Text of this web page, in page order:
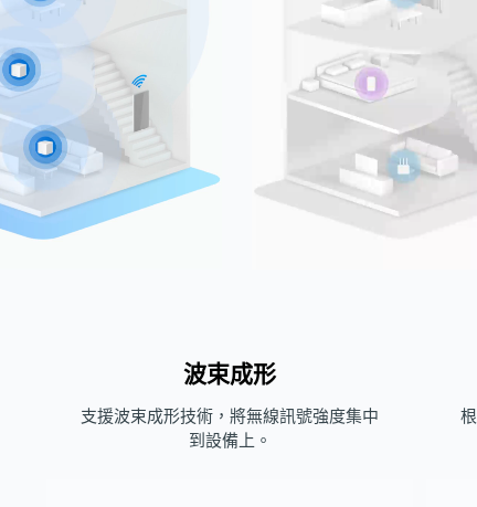
波束成形
支援波束成形技術，將無線訊號強度集中
到設備上。